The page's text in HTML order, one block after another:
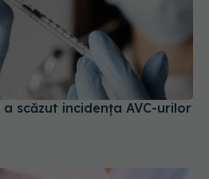
a scăzut incidența AVC-urilor